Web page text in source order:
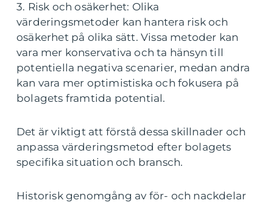
3. Risk och osäkerhet: Olika
värderingsmetoder kan hantera risk och
osäkerhet på olika sätt. Vissa metoder kan
vara mer konservativa och ta hänsyn till
potentiella negativa scenarier, medan andra
kan vara mer optimistiska och fokusera på
bolagets framtida potential.
Det är viktigt att förstå dessa skillnader och
anpassa värderingsmetod efter bolagets
specifika situation och bransch.
Historisk genomgång av för- och nackdelar